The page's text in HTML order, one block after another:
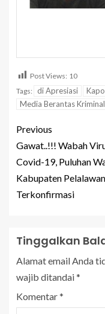
Post Views: 10
Tags:
di Apresiasi
Media Berantas Kriminal
Previous
Gawat..!!! Wabah
Covid-19, Puluhan
Kabupaten Pelalawan
Terkonfirmasi
Tinggalkan
Alamat email Anda
wajib ditandai*
Komentar*